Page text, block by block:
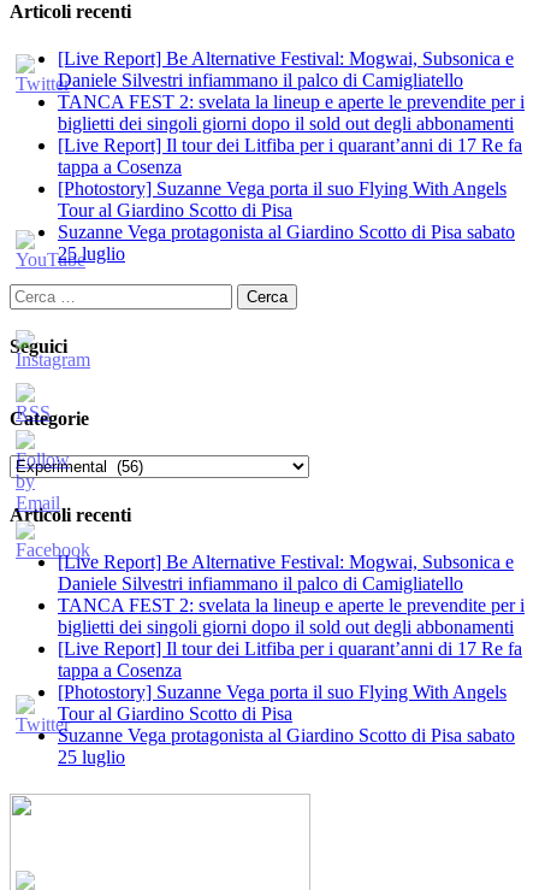
Articoli recenti
[Live Report] Be Alternative Festival: Mogwai, Subsonica e
Daniele Silvestri infiammano il palco di Camigliatello
TANCA FEST 2: svelata la lineup e aperte le prevendite per i
biglietti dei singoli giorni dopo il sold out degli abbonamenti
[Live Report] Il tour dei Litfiba per i quarant’anni di 17 Re fa
tappa a Cosenza
[Photostory] Suzanne Vega porta il suo Flying With Angels
Tour al Giardino Scotto di Pisa
Suzanne Vega protagonista al Giardino Scotto di Pisa sabato
25 luglio
Ricerca
per:
Seguici
Categorie
Categorie
Articoli recenti
[Live Report] Be Alternative Festival: Mogwai, Subsonica e
Daniele Silvestri infiammano il palco di Camigliatello
TANCA FEST 2: svelata la lineup e aperte le prevendite per i
biglietti dei singoli giorni dopo il sold out degli abbonamenti
[Live Report] Il tour dei Litfiba per i quarant’anni di 17 Re fa
tappa a Cosenza
[Photostory] Suzanne Vega porta il suo Flying With Angels
Tour al Giardino Scotto di Pisa
Suzanne Vega protagonista al Giardino Scotto di Pisa sabato
25 luglio